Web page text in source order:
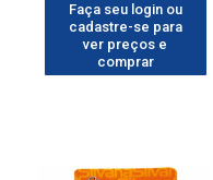
Faça seu login ou
cadastre-se para
ver preços e
comprar